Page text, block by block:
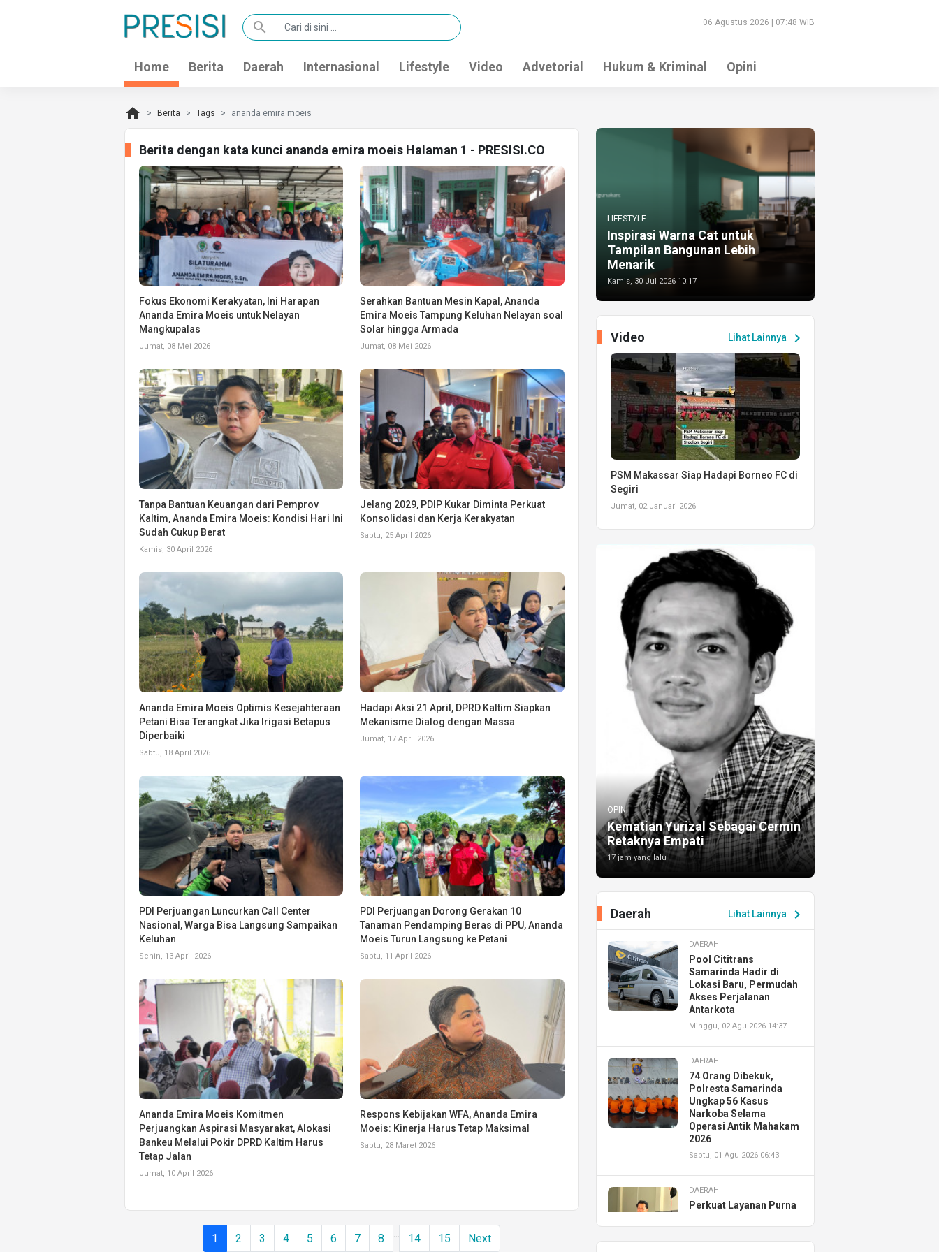
search 06 Agustus 2026 | 07:48 WIB
Home Berita Daerah Internasional Lifestyle Video Advetorial Hukum & Kriminal Opini
home Berita Tags ananda emira moeis
Berita dengan kata kunci ananda emira moeis Halaman 1 - PRESISI.CO
Fokus Ekonomi Kerakyatan, Ini Harapan
Ananda Emira Moeis untuk Nelayan
Mangkupalas
Jumat, 08 Mei 2026
Serahkan Bantuan Mesin Kapal, Ananda
Emira Moeis Tampung Keluhan Nelayan soal
Solar hingga Armada
Jumat, 08 Mei 2026
Tanpa Bantuan Keuangan dari Pemprov
Kaltim, Ananda Emira Moeis: Kondisi Hari Ini
Sudah Cukup Berat
Kamis, 30 April 2026
Jelang 2029, PDIP Kukar Diminta Perkuat
Konsolidasi dan Kerja Kerakyatan
Sabtu, 25 April 2026
Ananda Emira Moeis Optimis Kesejahteraan
Petani Bisa Terangkat Jika Irigasi Betapus
Diperbaiki
Sabtu, 18 April 2026
Hadapi Aksi 21 April, DPRD Kaltim Siapkan
Mekanisme Dialog dengan Massa
Jumat, 17 April 2026
PDI Perjuangan Luncurkan Call Center
Nasional, Warga Bisa Langsung Sampaikan
Keluhan
Senin, 13 April 2026
PDI Perjuangan Dorong Gerakan 10
Tanaman Pendamping Beras di PPU, Ananda
Moeis Turun Langsung ke Petani
Sabtu, 11 April 2026
Ananda Emira Moeis Komitmen
Perjuangkan Aspirasi Masyarakat, Alokasi
Bankeu Melalui Pokir DPRD Kaltim Harus
Tetap Jalan
Jumat, 10 April 2026
Respons Kebijakan WFA, Ananda Emira
Moeis: Kinerja Harus Tetap Maksimal
Sabtu, 28 Maret 2026
1 2 3 4 5 6 7 8 ... 14 15 Next
LIFESTYLE
Inspirasi Warna Cat untuk
Tampilan Bangunan Lebih
Menarik
Kamis, 30 Jul 2026 10:17
Lihat Lainnya chevron_right
Video
PSM Makassar Siap Hadapi Borneo FC di
Segiri
Jumat, 02 Januari 2026
OPINI
Kematian Yurizal Sebagai Cermin
Retaknya Empati
17 jam yang lalu
Lihat Lainnya chevron_right
Daerah
DAERAH
Pool Cititrans
Samarinda Hadir di
Lokasi Baru, Permudah
Akses Perjalanan
Antarkota
Minggu, 02 Agu 2026 14:37
DAERAH
74 Orang Dibekuk,
Polresta Samarinda
Ungkap 56 Kasus
Narkoba Selama
Operasi Antik Mahakam
2026
Sabtu, 01 Agu 2026 06:43
DAERAH
Perkuat Layanan Purna
Resmikan AHASS